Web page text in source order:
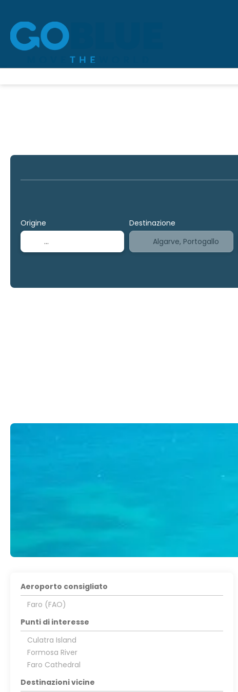
Origine Destinazione
Aeroporto consigliato
Faro (FAO)
Punti di interesse
Culatra Island
Formosa River
Faro Cathedral
Destinazioni vicine